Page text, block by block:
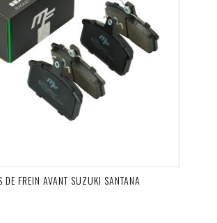
DE FREIN AVANT SUZUKI SANTANA